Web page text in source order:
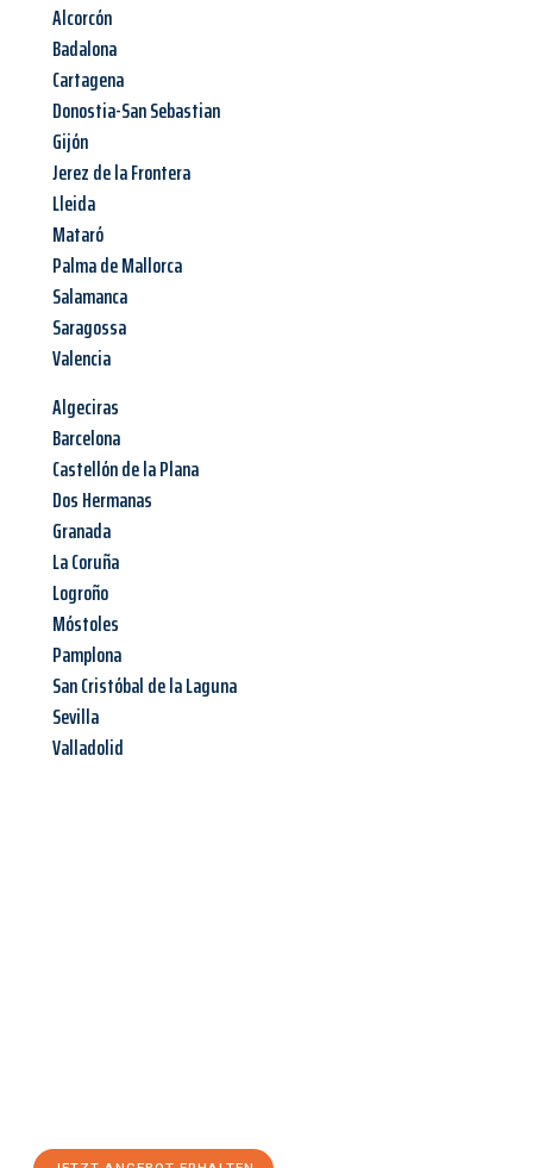
Alcorcón
Badalona
Cartagena
Donostia-San Sebastian
Gijón
Jerez de la Frontera
Lleida
Mataró
Palma de Mallorca
Salamanca
Saragossa
Valencia
Algeciras
Barcelona
Castellón de la Plana
Dos Hermanas
Granada
La Coruña
Logroño
Móstoles
Pamplona
San Cristóbal de la Laguna
Sevilla
Valladolid